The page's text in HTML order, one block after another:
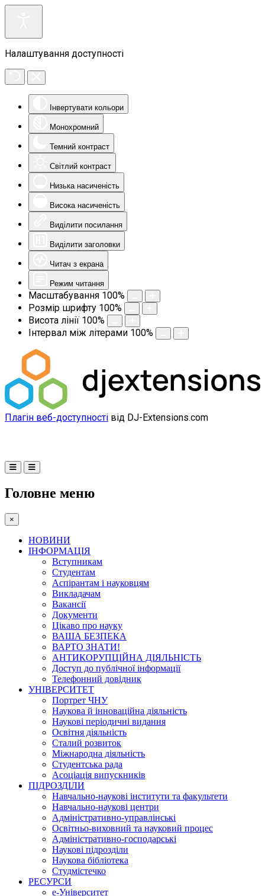
Налаштування доступності
Інвертувати кольори
Монохромний
Темний контраст
Світлий контраст
Низька насиченість
Висока насиченість
Виділити посилання
Виділити заголовки
Читач з екрана
Режим читання
Масштабування 100%
Розмір шрифту 100%
Висота лінії 100%
Інтервал між літерами 100%
Плагін веб-доступності від DJ-Extensions.com
Головне меню
×
НОВИНИ
ІНФОРМАЦІЯ
Вступникам
Студентам
Аспірантам і науковцям
Викладачам
Вакансії
Документи
Цікаво про науку
ВАША БЕЗПЕКА
ВАРТО ЗНАТИ!
АНТИКОРУПЦІЙНА ДІЯЛЬНІСТЬ
Доступ до публічної інформації
Телефонний довідник
УНІВЕРСИТЕТ
Портрет ЧНУ
Наукова й інноваційна діяльність
Наукові періодичні видання
Освітня діяльність
Сталий розвиток
Міжнародна діяльність
Студентська рада
Асоціація випускників
ПІДРОЗДІЛИ
Навчально-наукові інститути та факультети
Навчально-наукові центри
Адміністративно-управлінські
Освітньо-виховний та науковий процес
Адміністративно-господарські
Наукові підрозділи
Наукова бібліотека
Студмістечко
РЕСУРСИ
е-Університет